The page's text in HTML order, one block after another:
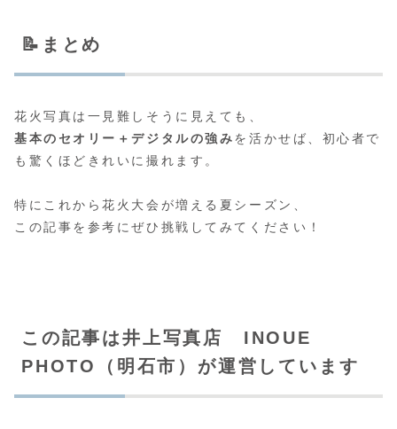
📝まとめ
花火写真は一見難しそうに見えても、
基本のセオリー＋デジタルの強みを活かせば、初心者で
も驚くほどきれいに撮れます。
特にこれから花火大会が増える夏シーズン、
この記事を参考にぜひ挑戦してみてください！
この記事は井上写真店 INOUE
PHOTO（明石市）が運営しています